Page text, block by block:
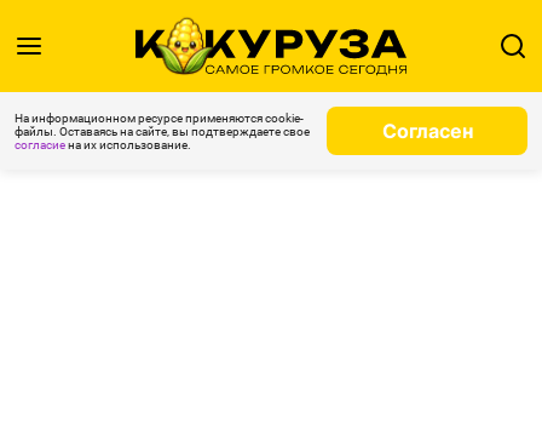
На информационном ресурсе применяются cookie-
файлы. Оставаясь на сайте, вы подтверждаете свое
согласиена их использование.
Согласен